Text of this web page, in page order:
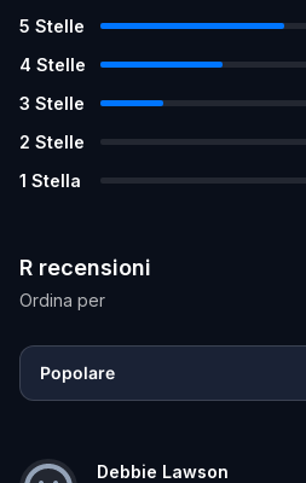
5 Stelle
4 Stelle
3 Stelle
2 Stelle
1 Stella
R recensioni
Ordina per
Popolare
Debbie Lawson